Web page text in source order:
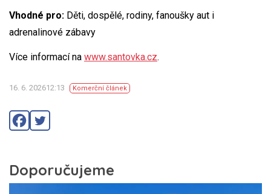
Vhodné pro: Děti, dospělé, rodiny, fanoušky aut i
adrenalinové zábavy
Více informací na www.santovka.cz.
16. 6. 202612:13 Komerční článek